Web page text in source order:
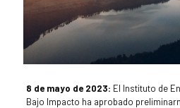
8 de mayo de 2023: El Instituto de
Bajo Impacto ha aprobado